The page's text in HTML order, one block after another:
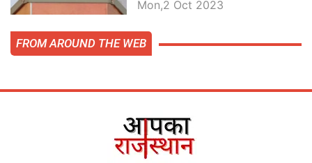
Mon,2 Oct 2023
FROM AROUND THE WEB